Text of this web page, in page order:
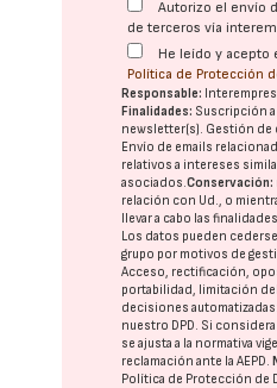
Autorizo el envío
de terceros vía
He leído y acepto
Política de Protección
Responsable:
Finalidades: Suscripción
newsletter(s). Gestión de
Envío de emails
relativos a intereses
asociados.Conservación:
relación con Ud., o
llevar a cabo las
Los datos pueden
grupo por motivos de
Acceso, rectificación,
portabilidad, limitación
decisiones automatizadas:
nuestro DPD. Si
se ajusta a la normativa
reclamación ante laAEPD.
Política de Protección de